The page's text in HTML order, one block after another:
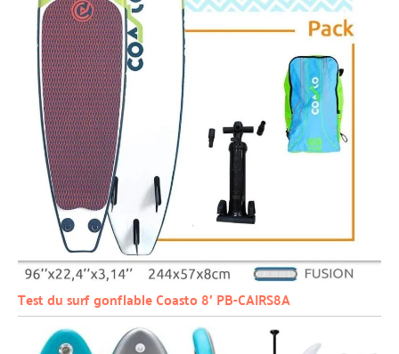
Test du surf gonflable Coasto 8′ PB-CAIRS8A